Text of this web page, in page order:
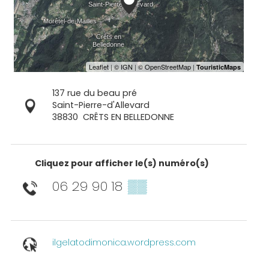
137 rue du beau pré
Saint-Pierre-d'Allevard
38830 CRÊTS EN BELLEDONNE
Cliquez pour afficher le(s) numéro(s)
06 29 90 18 ▒▒
ilgelatodimonica.wordpress.com